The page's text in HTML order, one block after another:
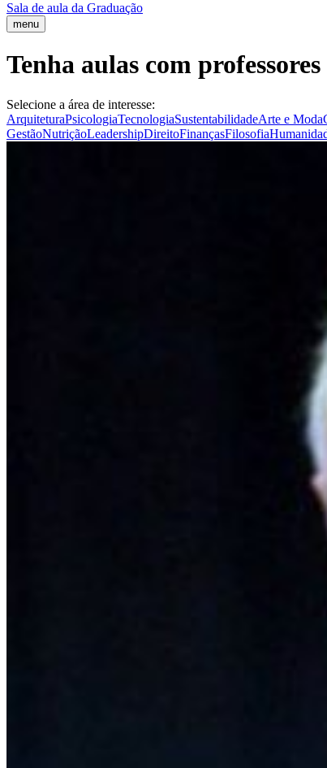
Sala de aula da Graduação
menu
Tenha aulas com
Selecione a área de interesse:
ArquiteturaPsicologiaTecnologiaSustentabilidadeArte e Moda
GestãoNutriçãoLeadershipDireitoFinançasFilosofia